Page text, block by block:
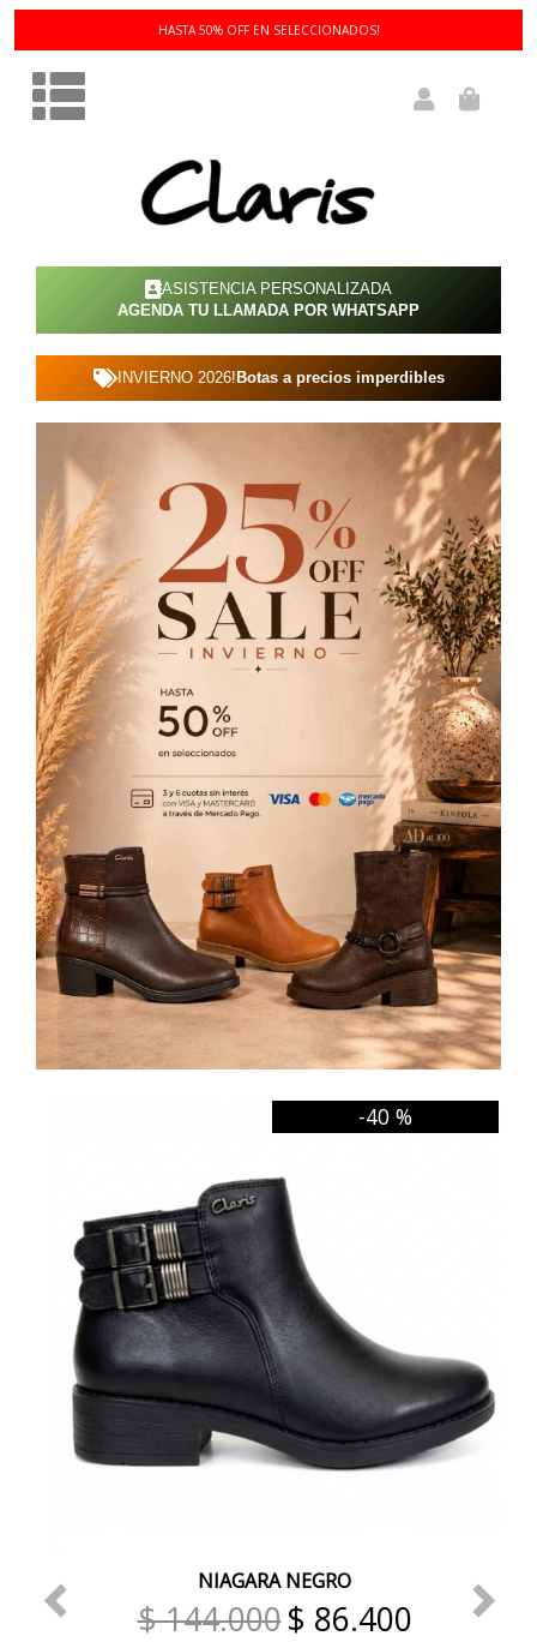
3 Y 6 CUOTAS SIN INTERÉS!
ASISTENCIA PERSONALIZADA
AGENDA TU LLAMADA POR WHATSAPP
INVIERNO 2026! Botas a precios imperdibles
-40 %
NIAGARA NEGRO
$ 144.000$ 86.400